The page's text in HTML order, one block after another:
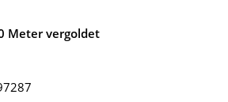
Meter vergoldet